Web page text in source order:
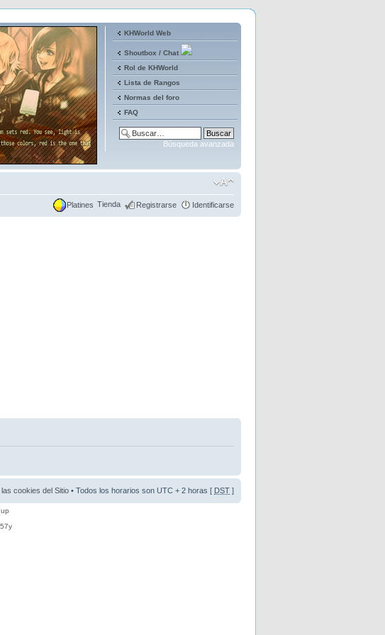
KHWorld Web
Shoutbox / Chat
Rol de KHWorld
Lista de Rangos
Normas del foro
FAQ
Búsqueda avanzada
Platines Tienda Registrarse Identificarse
cookies del Sitio • Todos los horarios son UTC + 2 horas [ DST ]